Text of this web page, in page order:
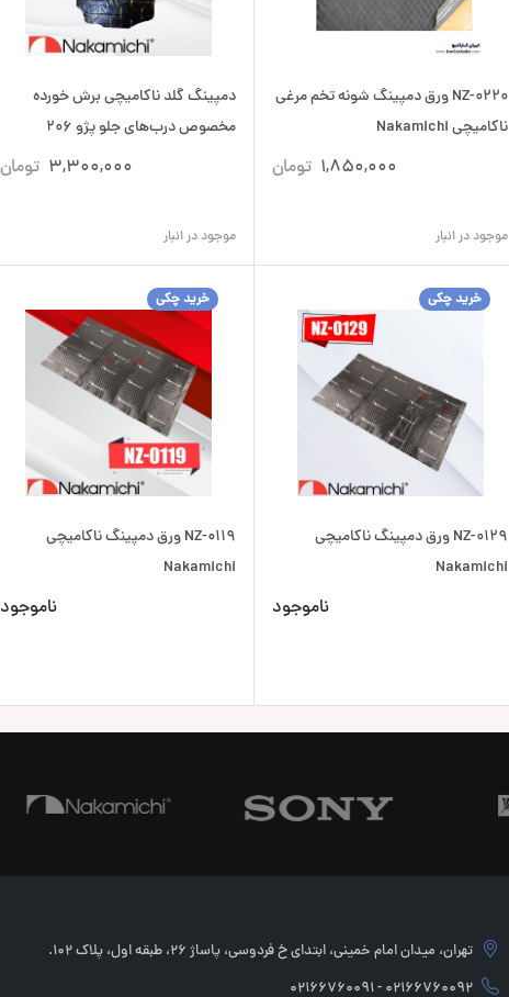
NZ-0220 ورق دمپینگ شونه تخم مرغی
ناکامیچی Nakamichi
1,850,000 تومان
موجود در انبار
دمپینگ گلد ناکامیچی برش خورده
مخصوص درب‌های جلو پژو 206
3,300,000 تومان
موجود در انبار
خرید چکی
NZ-0129 ورق دمپینگ ناکامیچی
Nakamichi
ناموجود
خرید چکی
NZ-0119 ورق دمپینگ ناکامیچی
Nakamichi
ناموجود
تهران، میدان امام خمینی، ابتدای خ فردوسی، پاساژ 26، طبقه اول، پلاک 102.
02166760092 - 02166760091